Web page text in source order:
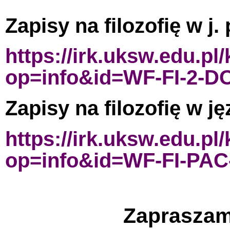
Zapisy na filozofię w j.
https://
op=info&id=WF-FI-2-
Zapisy na filozofię w
https://
op=info&id=WF-FI-